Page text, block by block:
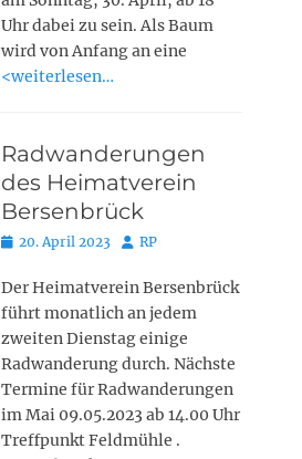
Uhr dabei zu sein. Als Baum
wird von Anfang an eine
<weiterlesen…
Radwanderungen
des Heimatverein
Bersenbrück
Posted
20. April 2023 Autor
RP
Der Heimatverein Bersenbrück
führt monatlich an jedem
zweiten Dienstag einige
Radwanderung durch. Nächste
Termine für Radwanderungen
im Mai 09.05.2023 ab 14.00 Uhr
Treffpunkt Feldmühle .